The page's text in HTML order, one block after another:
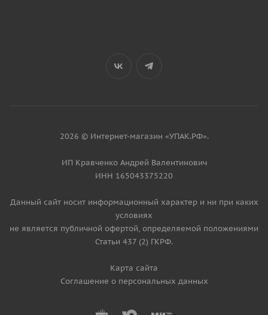
2026 © Интернет-магазин «УПАК.РФ».
ИП Кравченко Андрей Валентинович
ИНН 165043375220
Данный сайт носит информационный характер и ни при каких
условиях
не является публичной офертой, определяемой положениями
Статьи 437 (2) ГКРФ.
Карта сайта
Соглашение о персональных данных